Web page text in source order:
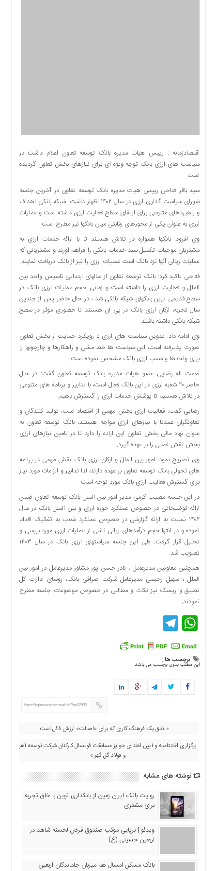
معدن
نفت
انرژی
منظقه
دسترسی
سریع
تماس
درباره
کتاب
پلیس،امنیت
جامعه
گرایی
رسید
اخبار
سایت
اجتماعی
اقتصادی
الملل
یادداشت
چند
رسانه
یادداشت
اقتصادزمانه : رییس هیات مدیره بانک توسعه تعاون اعلام داشت در
سیاست های ارزی بانک توجه ویژه ای برای نیازهای بخش تعاون گردیده
است.
سید باقر فتاحی رییس هیات مدیره بانک توسعه تعاون در آخرین جلسه
شورای سیاست گذاری ارزی در سال ۱۴۰۲ اظهار داشت: شبکه بانکی اهداف
و راهبردهای متنوعی برای ارتقای سطح فعالیت ارزی داشته است و عملیات
ارزی به عنوان یکی از محورهای رقابتی میان بانکها نیز مطرح است.
وی افزود: بانکها همواره در تلاش هستند تا با ارائه خدمات ارزی به
مشتریان موجبات تکمیل سبد خدمات بانکی را فراهم آورند و مشتریانی که
عملیات ریالی آنها نزد بانک است عملیات ارزی را نیز از بانک دریافت نمایند.
فتاحی تاکید کرد: بانک توسعه تعاون از سالهای ابتدایی تاسیس واحد بین
الملل و فعالیت ارزی را داشته است و زمانی حجم عملیات ارزی بانک در
سطح قدیمی ترین بانکهای شبکه بانکی شد ، در حال حاضر پس از چندین
سال تجربه، ارکان ارزی بانک در پی آن هستند تا حضوری موثر در سطح
شبکه بانکی داشته باشند.
وی ادامه داد: تدوین سیاست های ارزی با رویکرد حمایت از بخش تعاون
صورت پذیرفته است، این سیاست ها خط مشی و راهکارها و چارچوبها را
برای واحدها و شعب ارزی بانک مشخص نموده است.
نعمت اله رضایی عضو هیات مدیره بانک توسعه تعاون گفت: در حال
حاضر ۲۰ شعبه ارزی در این بانک فعال است، با تدابیر و برنامه های متنوعی
در تلاش هستیم تا پوشش خدمات ارزی را گسترش دهیم.
رضایی گفت: فعالیت ارزی بخش مهمی از اقتصاد است، تولید کنندگان و
تعاونگران عمدتا با نیازهای ارزی مواجه هستند، بانک توسعه تعاون به
عنوان نهاد مالی بخش تعاون این اراده را دارد تا در تامین نیازهای ارزی
بخش نقش اصلی را بر عهده گیرد.
وی تصریح نمود: امور بین الملل و ارکان ارزی بانک نقش مهمی در برنامه
های تحولی بانک توسعه تعاون بر عهده دارند، لذا تدابیر و الزامات مورد نیاز
برای گسترش فعالیت ارزی بانک مورد توجه است.
در این جلسه مصیب کرمی مدیر امور بین الملل بانک توسعه تعاون ضمن
ارائه توضیحاتی در خصوص عملکرد حوزه ارزی و بین الملل بانک در سال
۱۴۰۲ نسبت به ارائه گزارشی در خصوص عملکرد شعب به تفکیک اقدام
نموده و در انتها حجم درآمدهای ریالی ناشی از عملیات ارزی مورد بررسی و
تحلیل قرار گرفت. طی این جلسه سیاستهای ارزی بانک در سال ۱۴۰۳
تصویب شد.
همچنین معاونین مدیرعامل ، نادر حسن پور مشاور مدیرعامل در امور بین
الملل ، سهیل رحیمی مدیرعامل شرکت صرافی بانک، روسای ادارات کل
تطبیق و ریسک نیز نکات و مطالبی در خصوص موضوعات جلسه مطرح
نمودند.
WhatsApp
Telegram
برچسب ها :
این مطلب بدون برچسب می باشد.
https://eghtesadezamaneh.ir/?p=92853
« خلق یک فرهنگ کاری که برای «اصالت» ارزش قائل است
برگزاری اختتامیه و آیین اهدای جوایز مسابقات فوتسال کارکنان شرکت توسعه آهن
و فولاد گل گهر »
نوشته های مشابه
روایت بانک ایران زمین از بانکداری نوین با خلق تجربه
برای مشتری
ویدئو | برپایی موکب صندوق قرض‌الحسنه شاهد در
اربعین حسینی (ع)
بانک مسکن امسال هم میزبان جاماندگان اربعین